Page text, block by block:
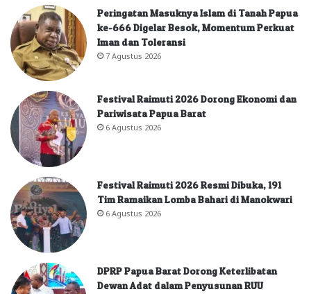
Peringatan Masuknya Islam di Tanah Papua
ke-666 Digelar Besok, Momentum Perkuat
Iman dan Toleransi
7 Agustus 2026
Festival Raimuti 2026 Dorong Ekonomi dan
Pariwisata Papua Barat
6 Agustus 2026
Festival Raimuti 2026 Resmi Dibuka, 191
Tim Ramaikan Lomba Bahari di Manokwari
6 Agustus 2026
DPRP Papua Barat Dorong Keterlibatan
Dewan Adat dalam Penyusunan RUU